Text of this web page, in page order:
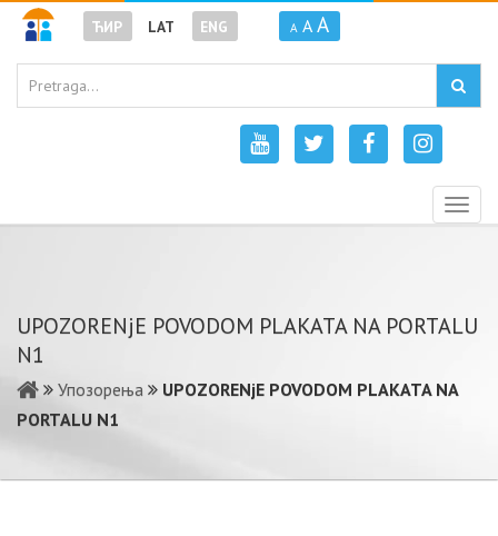
ЋИР LAT ENG A A A
UPOZORENjE POVODOM PLAKATA NA PORTALU
N1
Упозорења
UPOZORENjE POVODOM PLAKATA NA
PORTALU N1